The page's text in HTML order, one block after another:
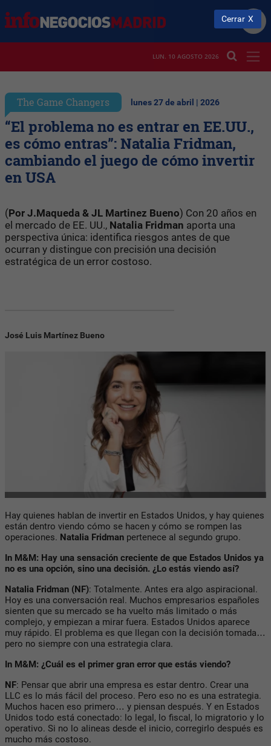
LUN. 10 AGOSTO 2026
The Game Changers lunes 27 de abril | 2026
“El problema no es entrar en EE.UU.,
es cómo entras”: Natalia Fridman,
cambiando el juego de cómo invertir
en USA
(Por J.Maqueda & JL Martinez Bueno) Con 20 años en
el mercado de EE. UU., Natalia Fridman aporta una
perspectiva única: identifica riesgos antes de que
ocurran y distingue con precisión una decisión
estratégica de un error costoso.
José Luis Martínez Bueno
Hay quienes hablan de invertir en Estados Unidos, y hay quienes
están dentro viendo cómo se hacen y cómo se rompen las
operaciones. Natalia Fridman pertenece al segundo grupo.
In M&M: Hay una sensación creciente de que Estados Unidos ya
no es una opción, sino una decisión. ¿Lo estás viendo así?
Natalia Fridman (NF): Totalmente. Antes era algo aspiracional.
Hoy es una conversación real. Muchos empresarios españoles
sienten que su mercado se ha vuelto más limitado o más
complejo, y empiezan a mirar fuera. Estados Unidos aparece
muy rápido. El problema es que llegan con la decisión tomada…
pero no siempre con una estrategia clara.
In M&M: ¿Cuál es el primer gran error que estás viendo?
NF: Pensar que abrir una empresa es estar dentro. Crear una
LLC es lo más fácil del proceso. Pero eso no es una estrategia.
Muchos hacen eso primero… y piensan después. Y en Estados
Unidos todo está conectado: lo legal, lo fiscal, lo migratorio y lo
operativo. Si no lo alineas desde el inicio, corregirlo después es
mucho más costoso.
Cerrar